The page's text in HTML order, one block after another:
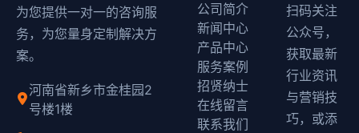
为您提供一对一的咨询服
务，为您量身定制解决方
案。
河南省新乡市金桂园2
号楼1楼
公司简介
新闻中心
产品中心
服务案例
招贤纳士
在线留言
联系我们
扫码关注
公众号，
获取最新
行业资讯
与营销技
巧，或添